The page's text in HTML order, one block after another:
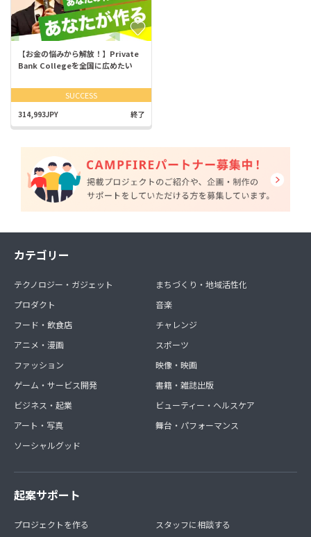
【お金の悩みから解放！】Private
Bank Collegeを全国に広めたい
SUCCESS
314,993JPY 終了
カテゴリー
テクノロジー・ガジェット
プロダクト
フード・飲食店
アニメ・漫画
ファッション
ゲーム・サービス開発
ビジネス・起業
アート・写真
ソーシャルグッド
まちづくり・地域活性化
音楽
チャレンジ
スポーツ
映像・映画
書籍・雑誌出版
ビューティー・ヘルスケア
舞台・パフォーマンス
起案サポート
プロジェクトを作る
スタッフに相談する